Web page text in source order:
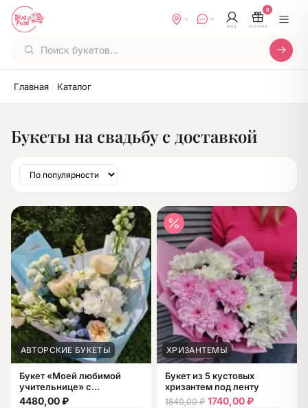
вход корзина
0
Главная / Каталог
Букеты на свадьбу с доставкой
АВТОРСКИЕ БУКЕТЫ
Букет «Моей любимой
учительнице» с
дельфиниумом и эустомой
4480,00₽
ХРИЗАНТЕМЫ
Букет из 5 кустовых
хризантем под ленту
1840,00₽ 1740,00₽